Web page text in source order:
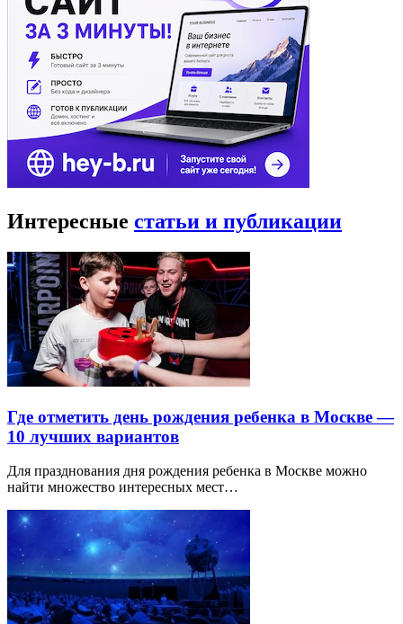
Интересные статьи и публикации
Где отметить день рождения ребенка в Москве —
10 лучших вариантов
Для празднования дня рождения ребенка в Москве можно
найти множество интересных мест…